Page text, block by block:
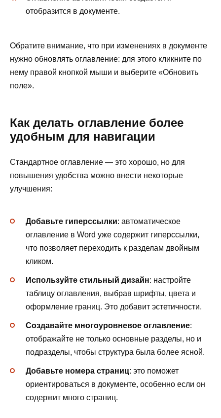
отобразится в документе.
Обратите внимание, что при изменениях в документе
нужно обновлять оглавление: для этого кликните по
нему правой кнопкой мыши и выберите «Обновить
поле».
Как делать оглавление более
удобным для навигации
Стандартное оглавление — это хорошо, но для
повышения удобства можно внести некоторые
улучшения:
Добавьте гиперссылки: автоматическое
оглавление в Word уже содержит гиперссылки,
что позволяет переходить к разделам двойным
кликом.
Используйте стильный дизайн: настройте
таблицу оглавления, выбрав шрифты, цвета и
оформление границ. Это добавит эстетичности.
Создавайте многоуровневое оглавление:
отображайте не только основные разделы, но и
подразделы, чтобы структура была более ясной.
Добавьте номера страниц: это поможет
ориентироваться в документе, особенно если он
содержит много страниц.